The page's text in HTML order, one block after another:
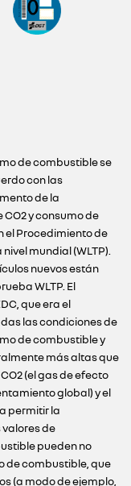
de combustible se
con las
de la
y consumo de
el Procedimiento de
mundial (WLTP).
nuevos están
WLTP. El
que era el
las condiciones de
de combustible y
más altas que
(el gas de efecto
global) y el
permitir la
valores de
pueden no
de combustible, que
(a modo de ejemplo,